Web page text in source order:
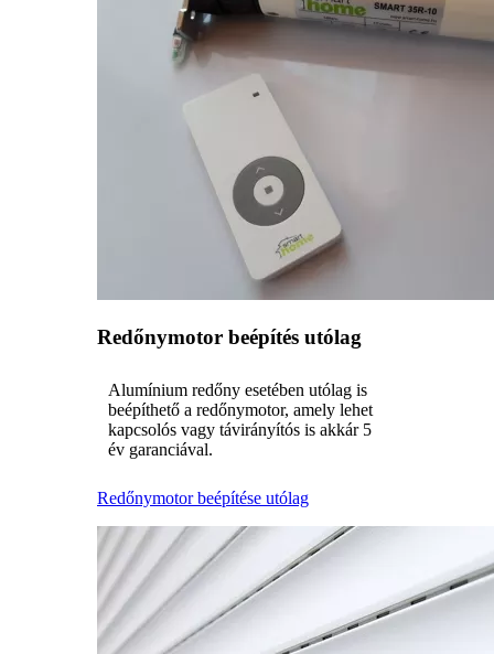
Redőnymotor beépítés utólag
Alumínium redőny esetében utólag is
beépíthető a redőnymotor, amely lehet
kapcsolós vagy távirányítós is akkár 5
év garanciával.
Redőnymotor beépítése utólag